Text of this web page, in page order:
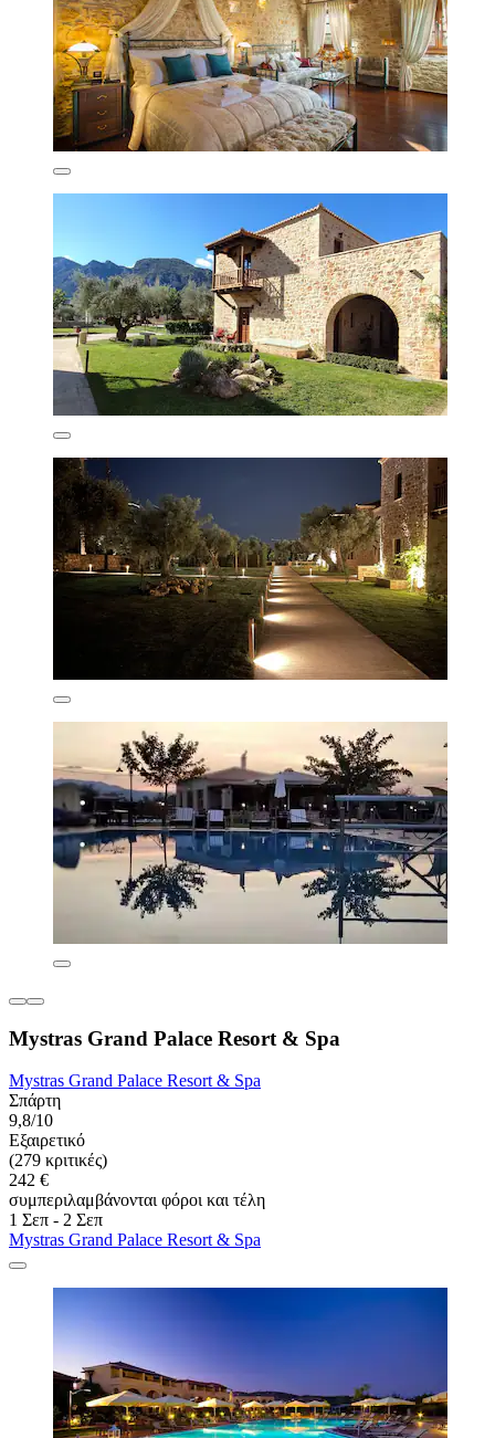
Mystras Grand Palace Resort & Spa
Mystras Grand Palace Resort & Spa
Σπάρτη
9,8/10
Εξαιρετικό
(279 κριτικές)
242 €
συμπεριλαμβάνονται φόροι και τέλη
1 Σεπ - 2 Σεπ
Mystras Grand Palace Resort & Spa